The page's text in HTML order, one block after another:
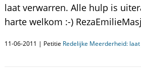
laat verwarren. Alle hulp is
harte welkom :-)
11-06-2011 | Petitie Redelijke Meerderheid: